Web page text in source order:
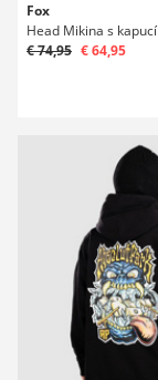
Fox
Head Mikina s kapucí
€ 74,95 € 64,95